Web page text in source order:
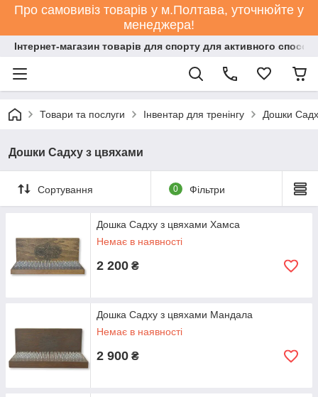
Про самовивіз товарів у м.Полтава, уточнюйте у
менеджера!
Інтернет-магазин товарів для спорту для активного
Товари та послуги Інвентар для тренінгу Дошки
Дошки Садху з цвяхами
Сортування 0 Фільтри
Дошка Садху з цвяхами Хамса
Немає в наявності
2 200 ₴
Дошка Садху з цвяхами Мандала
Немає в наявності
2 900 ₴